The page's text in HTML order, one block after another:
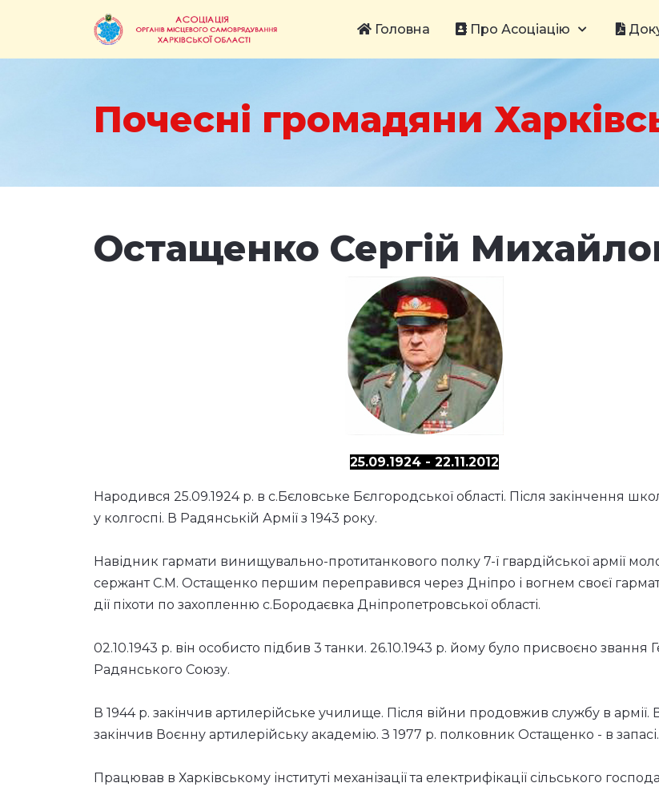
Головна Про Асоціацію
Почесні громадяни
Остащенко Сергій
25.09.1924 - 22.11.2012
Народився 25.09.1924 р. в с.Бєловське Бєлгородської області. Після закінчення
у колгоспі. В Радянській Армії з 1943 року.
Навідник гармати винищувально-протитанкового полку 7-ї гвардійської армії
сержант С.М. Остащенко першим переправився через Дніпро і вогнем своєї
дії піхоти по захопленню с.Бородаєвка Дніпропетровської області.
02.10.1943 р. він особисто підбив 3 танки. 26.10.1943 р. йому було присвоєно звання
Радянського Союзу.
В 1944 р. закінчив артилерійське училище. Після війни продовжив службу в армії.
закінчив Воєнну артилерійську академію. З 1977 р. полковник Остащенко - в запасі.
Працював в Харківському інституті механізації та електрифікації сільського